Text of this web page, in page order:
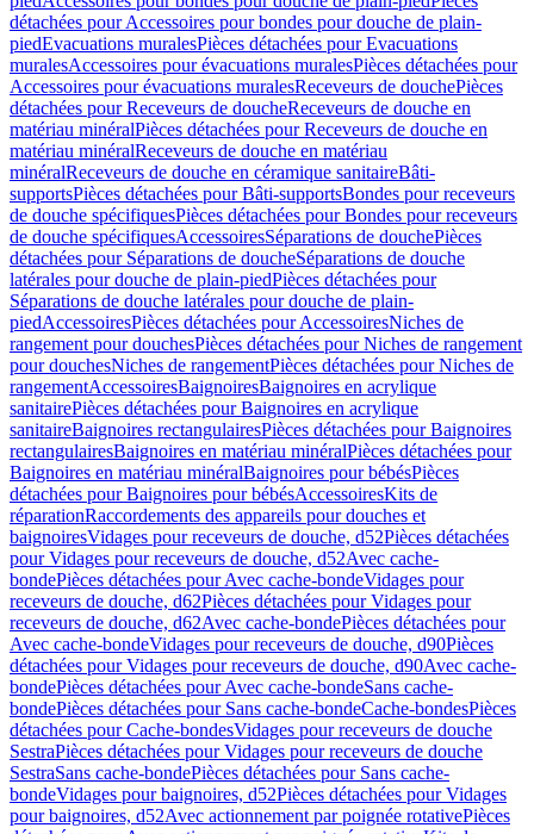
détachées pour Accessoires pour bondes pour douche de plain-
piedEvacuations muralesPièces détachées pour Evacuations
muralesAccessoires pour évacuations muralesPièces détachées pour
Accessoires pour évacuations muralesReceveurs de douchePièces
détachées pour Receveurs de doucheReceveurs de douche en
matériau minéralPièces détachées pour Receveurs de douche en
matériau minéralReceveurs de douche en matériau
minéralReceveurs de douche en céramique sanitaireBâti-
supportsPièces détachées pour Bâti-supportsBondes pour receveurs
de douche spécifiquesPièces détachées pour Bondes pour receveurs
de douche spécifiquesAccessoiresSéparations de douchePièces
détachées pour Séparations de doucheSéparations de douche
latérales pour douche de plain-piedPièces détachées pour
Séparations de douche latérales pour douche de plain-
piedAccessoiresPièces détachées pour AccessoiresNiches de
rangement pour douchesPièces détachées pour Niches de rangement
pour douchesNiches de rangementPièces détachées pour Niches de
rangementAccessoiresBaignoiresBaignoires en acrylique
sanitairePièces détachées pour Baignoires en acrylique
sanitaireBaignoires rectangulairesPièces détachées pour Baignoires
rectangulairesBaignoires en matériau minéralPièces détachées pour
Baignoires en matériau minéralBaignoires pour bébésPièces
détachées pour Baignoires pour bébésAccessoiresKits de
réparationRaccordements des appareils pour douches et
baignoiresVidages pour receveurs de douche, d52Pièces détachées
pour Vidages pour receveurs de douche, d52Avec cache-
bondePièces détachées pour Avec cache-bondeVidages pour
receveurs de douche, d62Pièces détachées pour Vidages pour
receveurs de douche, d62Avec cache-bondePièces détachées pour
Avec cache-bondeVidages pour receveurs de douche, d90Pièces
détachées pour Vidages pour receveurs de douche, d90Avec cache-
bondePièces détachées pour Avec cache-bondeSans cache-
bondePièces détachées pour Sans cache-bondeCache-bondesPièces
détachées pour Cache-bondesVidages pour receveurs de douche
SestraPièces détachées pour Vidages pour receveurs de douche
SestraSans cache-bondePièces détachées pour Sans cache-
bondeVidages pour baignoires, d52Pièces détachées pour Vidages
pour baignoires, d52Avec actionnement par poignée rotativePièces